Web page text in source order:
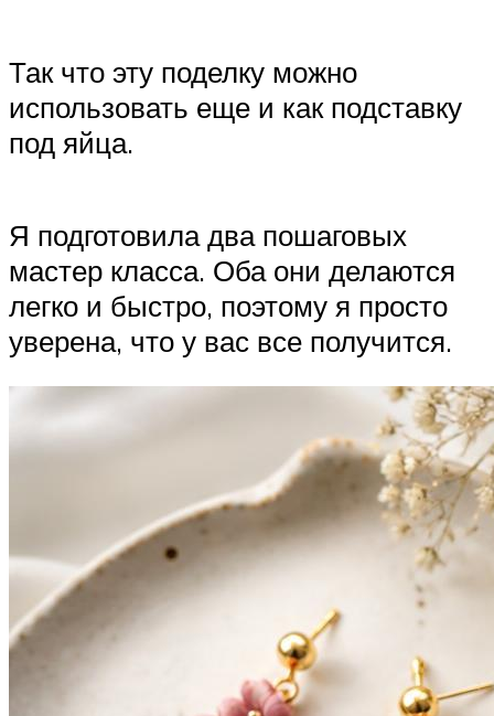
Так что эту поделку можно
использовать еще и как подставку
под яйца.
Я подготовила два пошаговых
мастер класса. Оба они делаются
легко и быстро, поэтому я просто
уверена, что у вас все получится.